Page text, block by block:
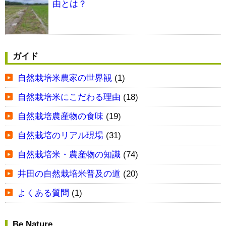
由とは？
ガイド
自然栽培米農家の世界観 (1)
自然栽培米にこだわる理由 (18)
自然栽培農産物の食味 (19)
自然栽培のリアル現場 (31)
自然栽培米・農産物の知識 (74)
井田の自然栽培米普及の道 (20)
よくある質問 (1)